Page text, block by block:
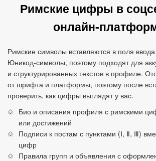
Римские цифры в
Римские символы вставляются в поля
Юникод‑символы, поэтому подходят для
и структурированных текстов в профиле.
от шрифта и платформы, поэтому после
проверить, как цифры выглядят у вас.
Био и описания профиля с римскими
или достижений
Подписи к постам с пунктами (Ⅰ, Ⅱ, Ⅲ)
цифр
Правила групп и объявления с